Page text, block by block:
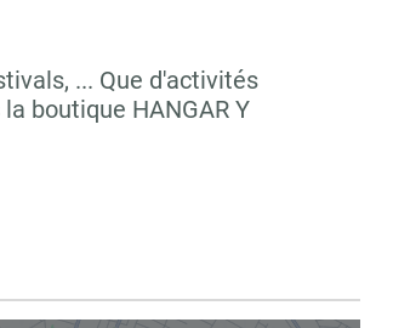
... Que d'activités
boutique HANGAR Y